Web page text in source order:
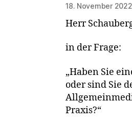
18. November
Herr
in der Frage:
„Haben Sie
oder sind Sie
Praxis?“